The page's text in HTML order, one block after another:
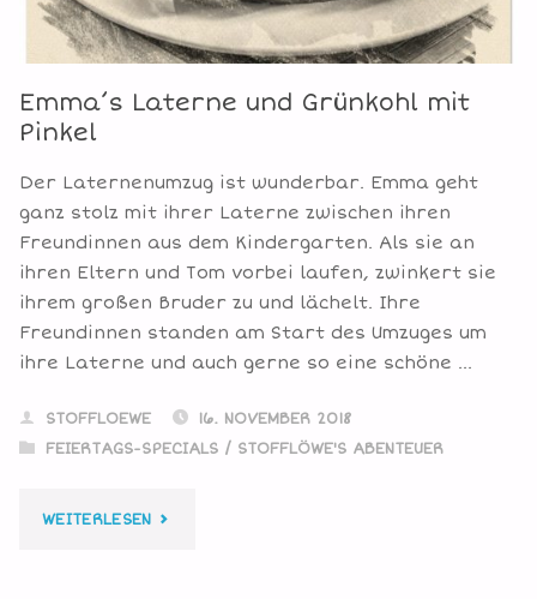
Emma’s Laterne und Grünkohl mit
Pinkel
Der Laternenumzug ist wunderbar. Emma geht
ganz stolz mit ihrer Laterne zwischen ihren
Freundinnen aus dem Kindergarten. Als sie an
ihren Eltern und Tom vorbei laufen, zwinkert sie
ihrem großen Bruder zu und lächelt. Ihre
Freundinnen standen am Start des Umzuges um
ihre Laterne und auch gerne so eine schöne …
STOFFLOEWE
16. NOVEMBER 2018
FEIERTAGS-SPECIALS/ STOFFLÖWE'S ABENTEUER
WEITERLESEN"EMMA’S